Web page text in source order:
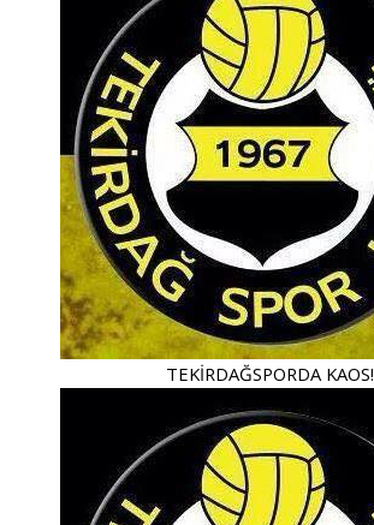
TEKİRDAĞSPORDA KAOS!